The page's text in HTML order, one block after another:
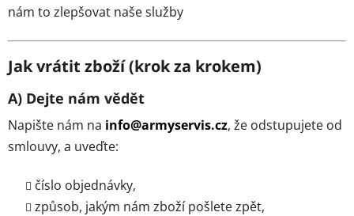
nám to zlepšovat naše služby
Jak vrátit zboží (krok za krokem)
A) Dejte nám vědět
Napište nám na info@armyservis.cz, že odstupujete od
smlouvy, a uveďte:
číslo objednávky,
způsob, jakým nám zboží pošlete zpět,